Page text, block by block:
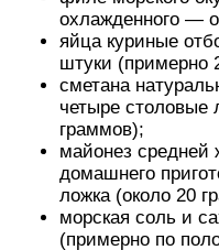
охлажденного —
яйца куриные
штуки (примерно
сметана
четыре столовые
граммов);
майонез средней
домашнего
ложка (около 20
морская соль и
(примерно по